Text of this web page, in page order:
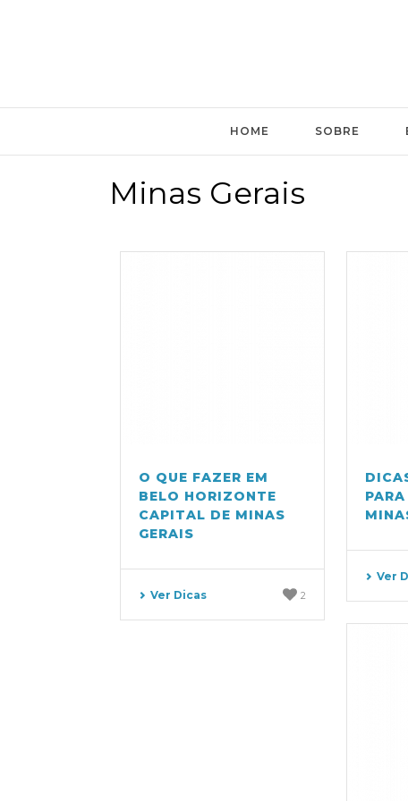
HOME SOBRE
Minas Gerais
O QUE FAZER EM
BELO HORIZONTE
CAPITAL DE MINAS
GERAIS
Ver Dicas 2
Ver